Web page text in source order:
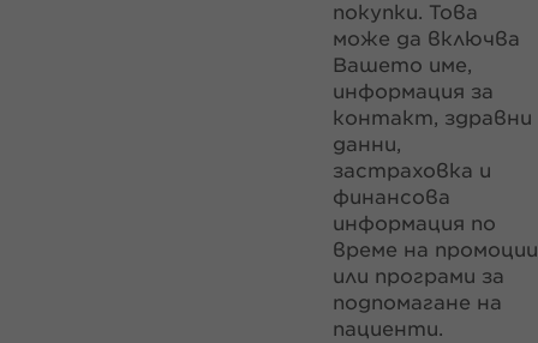
покупки. Това
може да включва
Вашето име,
информация за
контакт, здравни
данни,
застраховка и
финансова
информация по
време на промоции
или програми за
подпомагане на
пациенти.